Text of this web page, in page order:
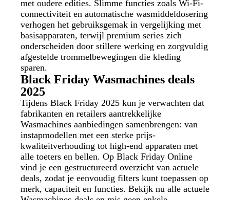
met oudere edities. Slimme functies zoals Wi-Fi-
connectiviteit en automatische wasmiddeldosering
verhogen het gebruiksgemak in vergelijking met
basisapparaten, terwijl premium series zich
onderscheiden door stillere werking en zorgvuldig
afgestelde trommelbewegingen die kleding
sparen.
Black Friday Wasmachines deals
2025
Tijdens Black Friday 2025 kun je verwachten dat
fabrikanten en retailers aantrekkelijke
Wasmachines aanbiedingen samenbrengen: van
instapmodellen met een sterke prijs-
kwaliteitverhouding tot high-end apparaten met
alle toeters en bellen. Op Black Friday Online
vind je een gestructureerd overzicht van actuele
deals, zodat je eenvoudig filters kunt toepassen op
merk, capaciteit en functies. Bekijk nu alle actuele